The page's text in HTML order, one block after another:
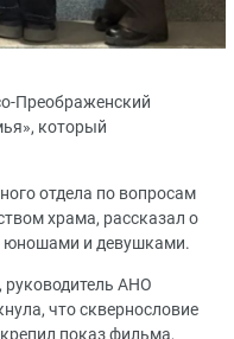
Преображенский
который
отдела по вопросам
храма, рассказал о
юношами и девушками.
руководитель АНО
что сквернословие